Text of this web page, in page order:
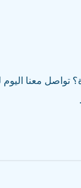
معنا اليوم